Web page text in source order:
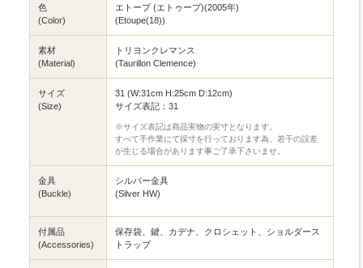
色
(Color)
エトープ (エトゥープ)(2005年)
(Etoupe(18))
素材
(Material)
トリヨンクレマンス
(Taurillon Clemence)
サイズ
(Size)
31 (W:31cm H:25cm D:12cm)
サイズ表記：31
※サイズ表記は商品実物の実寸となります。
すべて手作業にて採寸を行っております為、若干の誤差
が生じる場合があります事ご了承下さいませ。
金具
(Buckle)
シルバー金具
(Silver HW)
付属品
(Accessories)
保存袋、鍵、カデナ、クロシェット、ショルダース
トラップ